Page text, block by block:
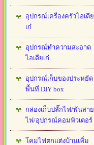
อุปกรณ์เครื่องครัวไอเดีย
เก๋
อุปกรณ์ทำความสะอาด
ไอเดียเก๋
อุปกรณ์เก็บของประหยัด
พื้นที่ DIY box
กล่องเก็บปลั๊กไฟ/พันสาย
ไฟ/อุปกรณ์คอมพิวเตอร์
โคมไฟตกแต่งบ้านเพิ่ม